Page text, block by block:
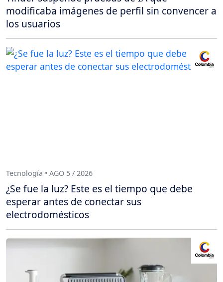
modificaba imágenes de perfil sin convencer a
los usuarios
Tecnología • AGO 5 / 2026
¿Se fue la luz? Este es el tiempo que debe
esperar antes de conectar sus
electrodomésticos